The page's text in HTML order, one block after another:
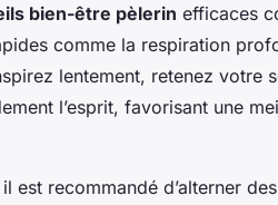
bien-être pèlerin efficaces
comme la respiration
lentement, retenez votre
l’esprit, favorisant une
est recommandé d’alterner